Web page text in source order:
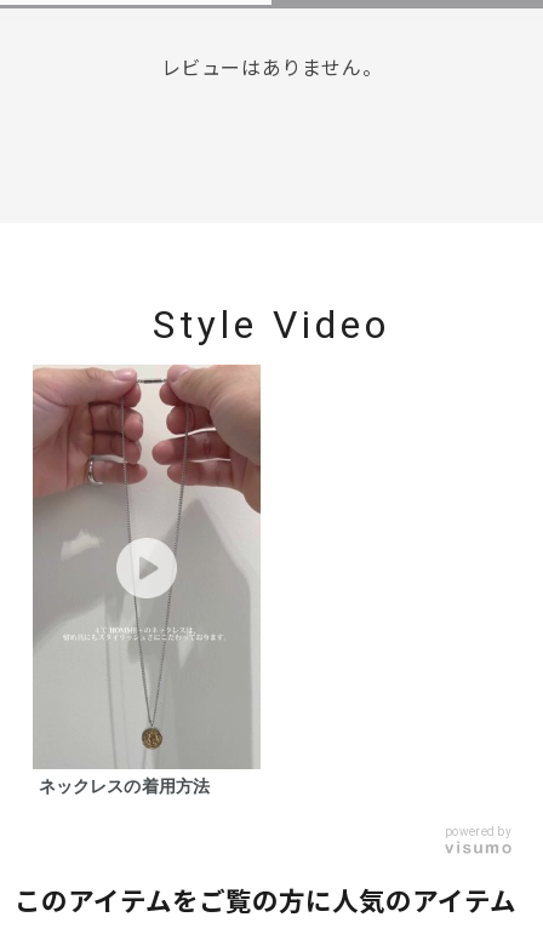
レビューはありません。
Style Video
ネックレスの着用方法
powered by
このアイテムをご覧の方に人気のアイテム